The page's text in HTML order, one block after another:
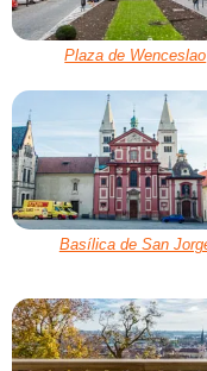
Plaza de Wenceslao
Basílica de San